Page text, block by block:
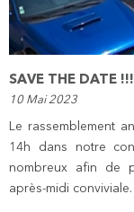
SAVE THE DATE
10 Mai 2023
Le rassemblement
14h dans notre
nombreux afin de
après-midi